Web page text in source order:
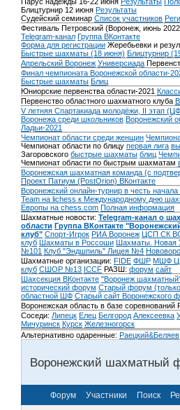
Блицтурнир 12 июня Результаты
Судейский семинар Список участников
Фестиваль Петровский (Воронеж, июнь
Telegram-канал Группа ВКонтакте
Форма для регистрации Жеребьевки и
Быстрые шахматы (18 июня) Блицтурнир
Апрельский Воронеж Универсиада
Финал чемпионата Воронежской области-
Быстрые шахматы Блиц
Юниорские первенства области-2021
Первенство областного шахматного клуба
V летняя Спартакиада молодёжи, II этап
Воронежа среди школьников Воронежский
Ладьи-2021
Чемпионат области среди женщин
Чемпионат области по блицу первая лига
Загоровского быстрые шахматы блиц
Чемпионат области по быстрым шахматам
Воронежская шахматная команда (с
Проект Патиум (PostOrion) ВКонтакте
Воронежский онлайн-турнир в честь
Team на lichess к Международному дню
Европы на chess.com Полная информация
Шахматные новости: Telegram-канал о
области Группа ВКонтакте
клуб" Спорт-Игрок РИА Воронеж ЦСП СК
клуб Шахматы в Россоши Шахматы. Новая
№101 Клуб "Эндшпиль" Лицея №4
Шахматные организации: FIDE ФШР МШФ
клуб СШОР №13 ICCF РАЗШ: форум сайт
Шахсекция ВКонтакте "Воронеж
исторический форум Cтарый форум
областной ШФ Старый сайт Воронежского
Воронежская область в базе
Соседи: Липецк Елец Белгород Алексеевка
Мичуринск Курск Железногорск
Альтернативно одаренные: Раецкий&Беляев
Воронежский шахматный
Форум Участники Поиск